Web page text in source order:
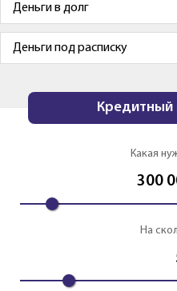
Деньги в долг
Деньги под расписку
Кредитный
Какая
300
На